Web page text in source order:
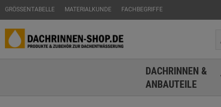
GRÖSSENTABELLE MATERIALKUNDE FACHBEGRIFFE
DACHRINNEN &
ANBAUTEILE